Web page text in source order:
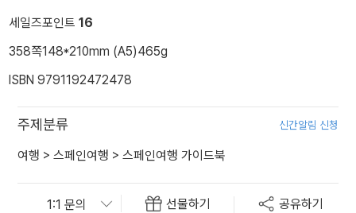
세일즈포인트 16
358쪽148*210mm (A5)465g
ISBN 9791192472478
주제분류 신간알림 신청
여행 > 스페인여행 > 스페인여행 가이드북
선물하기 공유하기